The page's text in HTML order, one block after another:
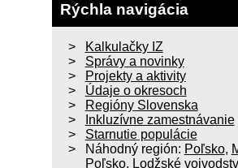
Rýchla navigácia
Kalkulačky IZ
Správy a novinky
Projekty a aktivity
Údaje o okresoch
Regióny Slovenska
Inkluzívne zamestnávanie
Starnutie populácie
Náhodný región: Poľsko,
Poľsko, Lodžské